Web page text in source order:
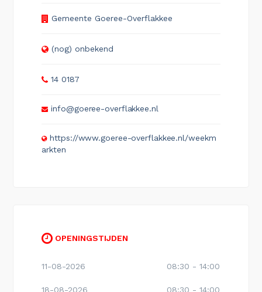
Gemeente Goeree-Overflakkee
(nog) onbekend
14 0187
info@goeree-overflakkee.nl
https://www.goeree-overflakkee.nl/weekm
arkten
OPENINGSTIJDEN
11-08-2026 08:30 - 14:00
18-08-2026 08:30 - 14:00